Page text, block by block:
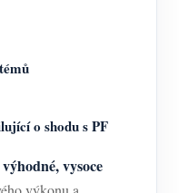
o shodu s PF
výhodné, vysoce